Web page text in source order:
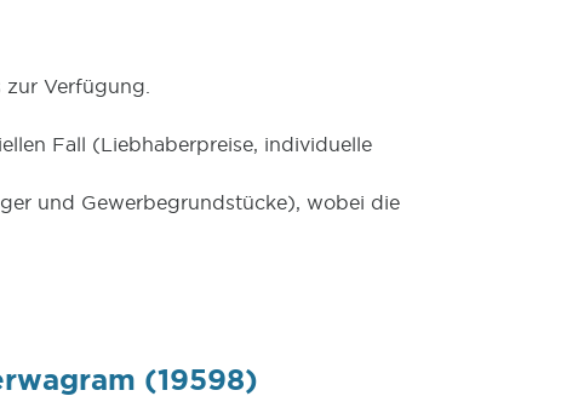
Verfügung.
Fall (Liebhaberpreise, individuelle
und Gewerbegrundstücke), wobei die
(19598)